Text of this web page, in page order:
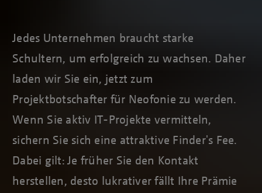
Jedes Unternehmen braucht starke
Schultern, um erfolgreich zu wachsen. Daher
laden wir Sie ein, jetzt zum
Projektbotschafter für Neofonie zu werden.
Wenn Sie aktiv IT-Projekte vermitteln,
sichern Sie sich eine attraktive Finder's Fee.
Dabei gilt: Je früher Sie den Kontakt
herstellen, desto lukrativer fällt Ihre Prämie